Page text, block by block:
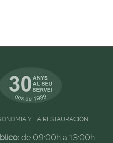
Y LA RESTAURACIÓN
de 09:00h a 13:00h